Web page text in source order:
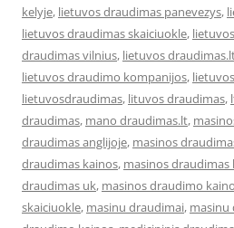
kelyje, lietuvos draudimas panevezys,
lietuvos draudimas skaiciuokle,
draudimas vilnius, lietuvos
lietuvos draudimo kompanijos,
lietuvosdraudimas, lituvos draudimas,
draudimas, mano draudimas.lt,
draudimas anglijoje, masinos
draudimas kainos, masinos draudimas
draudimas uk, masinos draudimo
skaiciuokle, masinu draudimai, masinu